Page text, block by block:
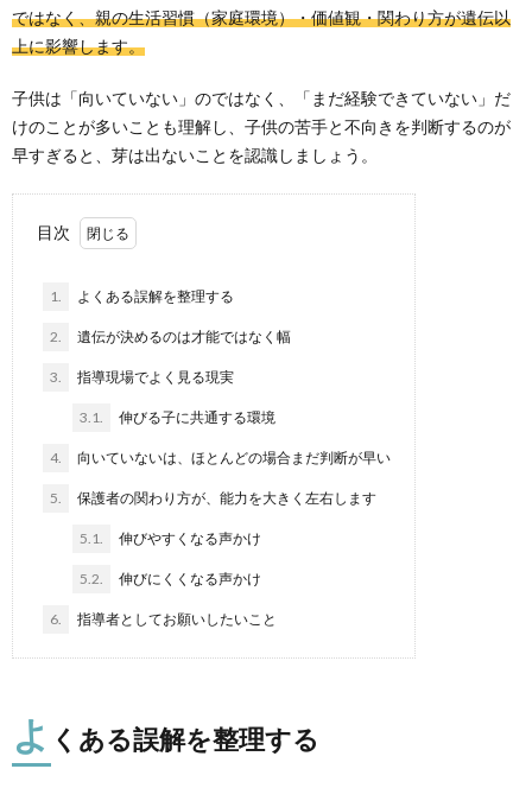
ー
ではなく、親の生活習慣（家庭環境）・価値観・関わり方が遺伝以
上に影響します。
子供は「向いていない」のではなく、「まだ経験できていない」だ
けのことが多いことも理解し、子供の苦手と不向きを判断するのが
早すぎると、芽は出ないことを認識しましょう。
目次
1. よくある誤解を整理する
2. 遺伝が決めるのは才能ではなく幅
3. 指導現場でよく見る現実
3.1. 伸びる子に共通する環境
4. 向いていないは、ほとんどの場合まだ判断が早い
5. 保護者の関わり方が、能力を大きく左右します
5.1. 伸びやすくなる声かけ
5.2. 伸びにくくなる声かけ
6. 指導者としてお願いしたいこと
よ くある誤解を整理する